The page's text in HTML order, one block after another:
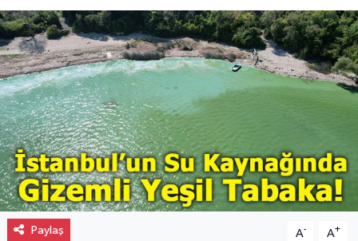
Paylaş A- A+
Magazin
Gayrimenkul
Spor
Eğitim